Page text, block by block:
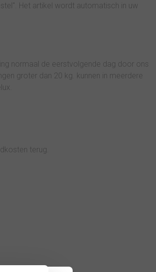
Het artikel wordt automatisch in uw
normaal de eerstvolgende dag door ons
groter dan 20 kg. kunnen in meerdere
terug.